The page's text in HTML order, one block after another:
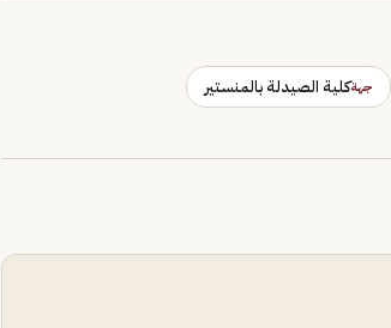
جهةكلية الصيدلة بالمنستير